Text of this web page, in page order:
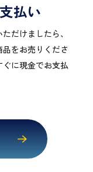
払い
だけましたら、
をお売りくださ
に現金でお支払